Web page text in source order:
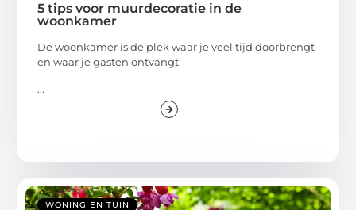
5 tips voor muurdecoratie in de
woonkamer
De woonkamer is de plek waar je veel tijd doorbrengt
en waar je gasten ontvangt.
...
WONING EN TUIN